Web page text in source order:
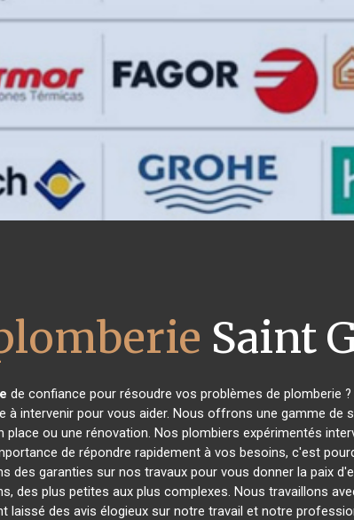
Saint
de confiance pour résoudre vos problèmes de plomberie
à intervenir pour vous aider. Nous offrons une gamme de
ou une rénovation. Nos plombiers expérimentés
de répondre rapidement à vos besoins, c'est
garanties sur nos travaux pour vous donner la paix
des plus petites aux plus complexes. Nous travaillons
des avis élogieux sur notre travail et notre